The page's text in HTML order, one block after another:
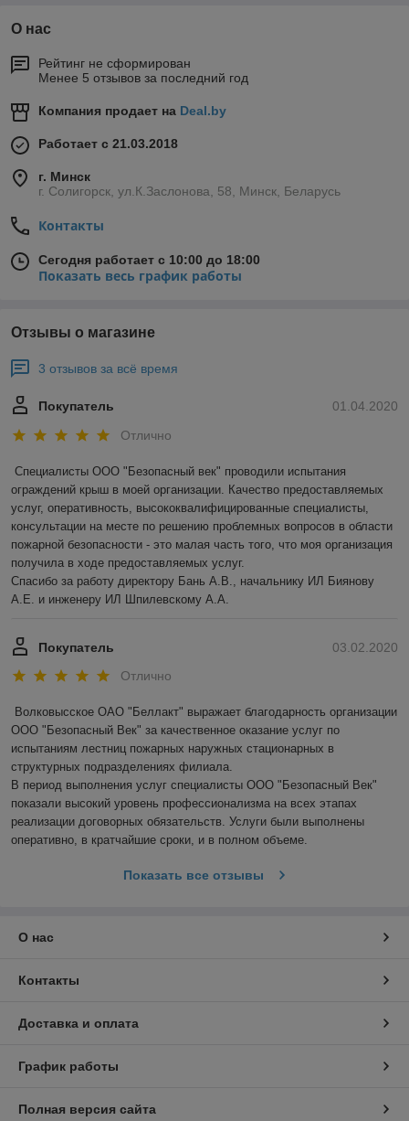
О нас
Рейтинг не сформирован
Менее 5 отзывов за последний год
Компания продает на Deal.by
Работает с 21.03.2018
г. Минск
г. Солигорск, ул.К.Заслонова, 58, Минск, Беларусь
Контакты
Сегодня работает с 10:00 до 18:00
Показать весь график работы
Отзывы о магазине
3 отзывов за всё время
01.04.2020
Покупатель
Отлично
Специалисты ООО "Безопасный век" проводили испытания
ограждений крыш в моей организации. Качество предоставляемых
услуг, оперативность, высококвалифицированные специалисты,
консультации на месте по решению проблемных вопросов в области
пожарной безопасности - это малая часть того, что моя организация
получила в ходе предоставляемых услуг.
Спасибо за работу директору Бань А.В., начальнику ИЛ Биянову
А.Е. и инженеру ИЛ Шпилевскому А.А.
03.02.2020
Покупатель
Отлично
Волковысское ОАО "Беллакт" выражает благодарность организации
ООО "Безопасный Век" за качественное оказание услуг по
испытаниям лестниц пожарных наружных стационарных в
структурных подразделениях филиала.
В период выполнения услуг специалисты ООО "Безопасный Век"
показали высокий уровень профессионализма на всех этапах
реализации договорных обязательств. Услуги были выполнены
оперативно, в кратчайшие сроки, и в полном объеме.
Показать все отзывы
О нас
Контакты
Доставка и оплата
График работы
Полная версия сайта